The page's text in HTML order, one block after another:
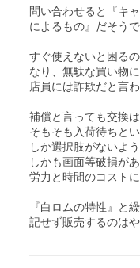
問い合わせると『キ
によるもの』だそうで
すぐ使えないと困る
なり、無駄な買い物に
店員には詐欺だと言わ
補償と言っても交換
そもそも入荷待ちと
しか選択肢がないよ
しかも画面等破損が
労力と時間のコスト
『白ロムの特性』と